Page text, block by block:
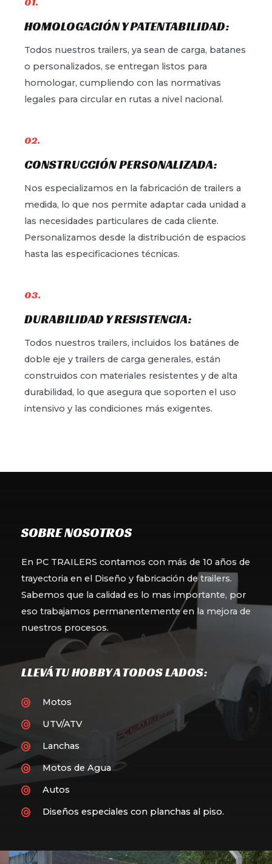
HOMOLOGACIÓN Y PATENTABILIDAD:
Todos nuestros trailers, ya sean de carga, batanes
o personalizados, se entregan listos para
homologar, cumpliendo con las normativas
legales para circular en rutas a nivel nacional.
02.
CONSTRUCCIÓN PERSONALIZADA:
Nos especializamos en la fabricación de trailers a
medida, lo que nos permite adaptar cada unidad a
las necesidades particulares de cada cliente.
Personalizamos desde la distribución de espacios
hasta las especificaciones técnicas.
03.
DURABILIDAD Y RESISTENCIA:
Todos nuestros trailers, incluidos los batánes de
doble eje y trailers de carga generales, están
construidos con materiales resistentes y de alta
durabilidad, lo que asegura que soporten el uso
intensivo y las condiciones más exigentes.
SOBRE NOSOTROS
En PC TRAILERS contamos con más de 10 años de
trayectoria en el Diseño y fabricación de trailers.
Sabemos que la calidad es lo mas importante, por
eso trabajamos permanentemente en la mejora de
nuestros procesos.
LLEVÁ TU HOBBY A TODOS LADOS:
Motos
UTV/ATV
Lanchas
Motos de Agua
Autos
Diseños especiales con planchas al piso.